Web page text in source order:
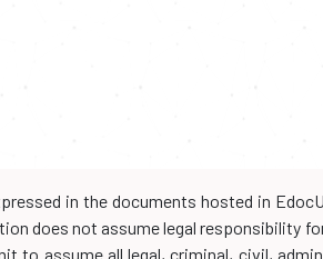
in the documents hosted in
does not assume legal responsibility
to assume all legal, criminal, civil,